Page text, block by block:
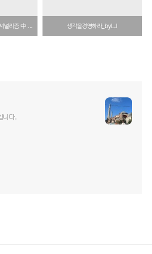
영웅, 선의 그리고 프로페셔널리즘 中 재앙의 기억, 교훈 생각을경영하라_byLJ
니다.